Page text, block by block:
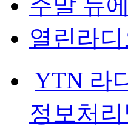
열린라
YTN 라
정보처리